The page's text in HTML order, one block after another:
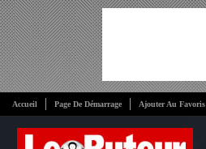
Accueil Page De Démarrage Ajouter Au Favoris